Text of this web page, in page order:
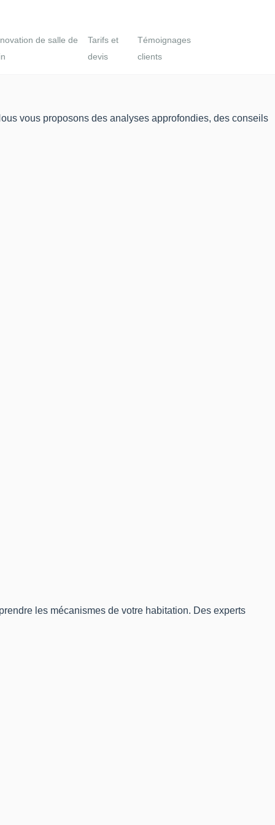
de salle de
Tarifs et
devis
Témoignages
clients
vous proposons des analyses approfondies, des conseils
les mécanismes de votre habitation. Des experts